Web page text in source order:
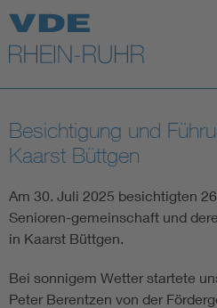
Top Themen
Fokusthemen
Energy
AI & Digital Trust
Health
Mobility
Besichtigung und
Kaarst Büttgen
Am 30. Juli 2025 besichtigten
Senioren-gemeinschaft und
in Kaarst Büttgen.
Bei sonnigem Wetter startete
Peter Berentzen von der